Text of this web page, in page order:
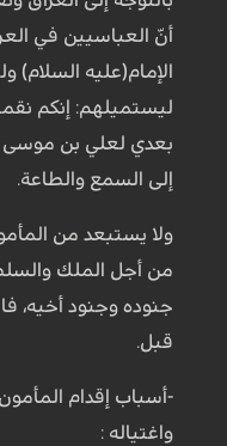
أنّ العباسيين في
الإمام(عليه السلام)
ليستميلهم: إنكم
بعدي لعلي بن موسى
إلى السمع والطاعة.
ولا يستبعد من
من أجل الملك
جنوده وجنود أخيه،
قبل.
-أسباب إقدام
واغتياله :